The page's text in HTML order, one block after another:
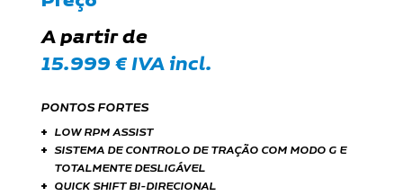
A partir de
15.999 € IVA incl.
PONTOS FORTES
LOW RPM ASSIST
SISTEMA DE CONTROLO DE TRAÇÃO COM MODO G E
TOTALMENTE DESLIGÁVEL
QUICK SHIFT BI-DIRECIONAL